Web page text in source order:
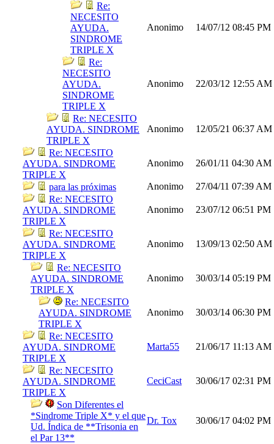
Re:
NECESITO
AYUDA.
SINDROME
TRIPLE X
Anonimo 14/07/12 08:45 PM
Re:
NECESITO
AYUDA.
SINDROME
TRIPLE X
Anonimo 22/03/12 12:55 AM
Re: NECESITO
AYUDA. SINDROME
TRIPLE X
Anonimo 12/05/21 06:37 AM
Re: NECESITO
AYUDA. SINDROME
TRIPLE X
Anonimo 26/01/11 04:30 AM
para las próximas Anonimo 27/04/11 07:39 AM
Re: NECESITO
AYUDA. SINDROME
TRIPLE X
Anonimo 23/07/12 06:51 PM
Re: NECESITO
AYUDA. SINDROME
TRIPLE X
Anonimo 13/09/13 02:50 AM
Re: NECESITO
AYUDA. SINDROME
TRIPLE X
Anonimo 30/03/14 05:19 PM
Re: NECESITO
AYUDA. SINDROME
TRIPLE X
Anonimo 30/03/14 06:30 PM
Re: NECESITO
AYUDA. SINDROME
TRIPLE X
Marta55 21/06/17 11:13 AM
Re: NECESITO
AYUDA. SINDROME
TRIPLE X
CeciCast 30/06/17 02:31 PM
Son Diferentes el
*Sindrome Triple X* y el que
Ud. Índica de **Trisonia en
el Par 13**
Dr. Tox 30/06/17 04:02 PM